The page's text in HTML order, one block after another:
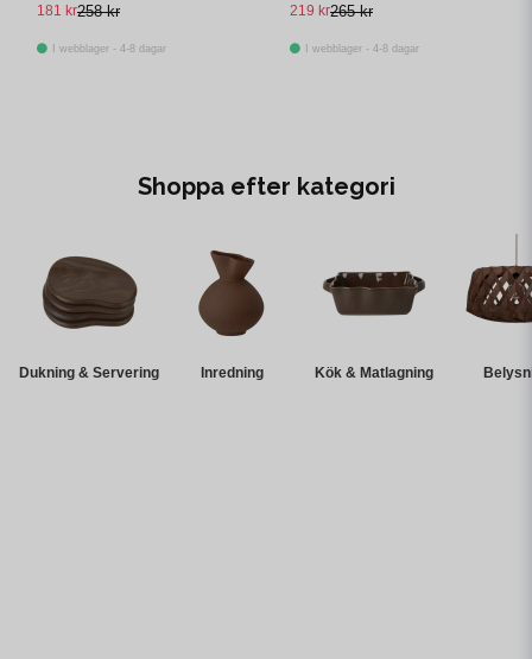
258 kr
181 kr
I webblager - 4-8 dagar
265 kr
219 kr
I webblager - 4-8 dagar
Shoppa efter kategori
Dukning & Servering Inredning Kök & Matlagning